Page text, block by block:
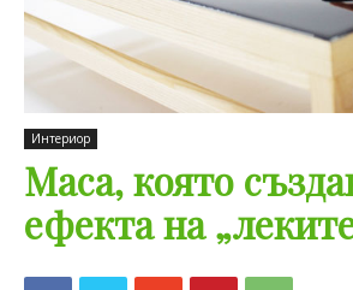
Интериор
Маса, която
ефекта на